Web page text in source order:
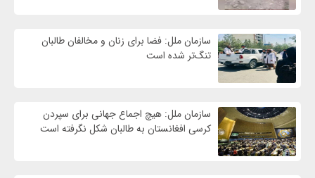
سازمان ملل: فضا برای زنان و مخالفان طالبان
تنگ‌تر شده است
سازمان ملل: هیچ اجماع جهانی برای سپردن
کرسی افغانستان به طالبان شکل نگرفته است